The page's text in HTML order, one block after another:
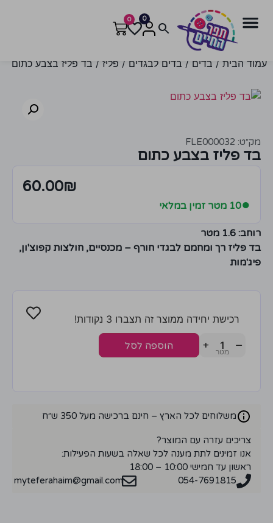
0
0
עמוד הבית / בדים / בדים לבגדים / פליז / בד פליז בצבע כתום
מק״ט: FLE000032
בד פליז בצבע כתום
60.00₪
●10 מטר זמין במלאי
רוחב: 1.6 מטר
בד פליז רך ומחמם לבגדי חורף – מכנסיים, חולצות קפוצ'ון,
פיג'מות
רכישת יחידה ממוצר זה תצברו 3 נקודות!
−
+ הוספה לסל
משלוחים לכל הארץ – חינם ברכישה מעל 350 ש״ח
צריכים עזרה עם המוצר?
אנו זמינים לתת מענה לכל שאלה בשעות הפעילות:
ראשון עד חמישי 10:00 – 18:00
054-7691815
myteferahaim@gmail.com